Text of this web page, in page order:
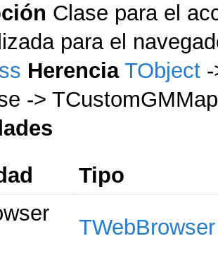
Clase para el
para el
Herencia TObject
->
Tipo
TWebBrowser